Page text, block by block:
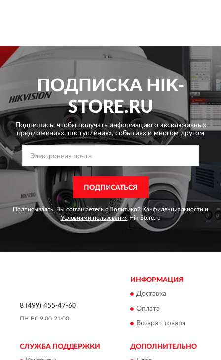
ПОДПИСКА HIK-
STORE.RU
Подпишись, чтобы получать информацию о эксклюзивных
предложениях, поступлениях, событиях и многом другом
ПОДПИСАТЬСЯ
Подписываясь, Вы соглашаетесь сПолитикой Конфиденциальности и
Условиями пользованияHik-Store.ru
8 (499) 455-47-60
ПН-ВС 9:00-21:00
ИНФОРМАЦИЯ
Доставка
Оплата
Возврат товара
СЛУЖБА ПОДДЕРЖКИ ДОПОЛНИТЕЛЬНО